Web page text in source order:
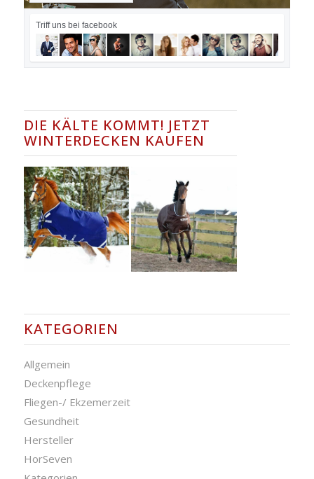
Triff uns bei facebook
DIE KÄLTE KOMMT! JETZT
WINTERDECKEN KAUFEN
KATEGORIEN
Allgemein
Deckenpflege
Fliegen-/ Ekzemerzeit
Gesundheit
Hersteller
HorSeven